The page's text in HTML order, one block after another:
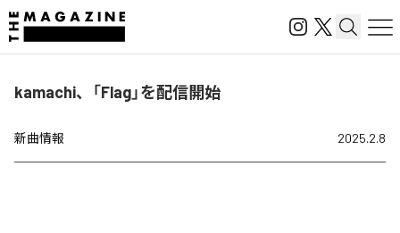
kamachi、「Flag」を配信開始
新曲情報 2025.2.8